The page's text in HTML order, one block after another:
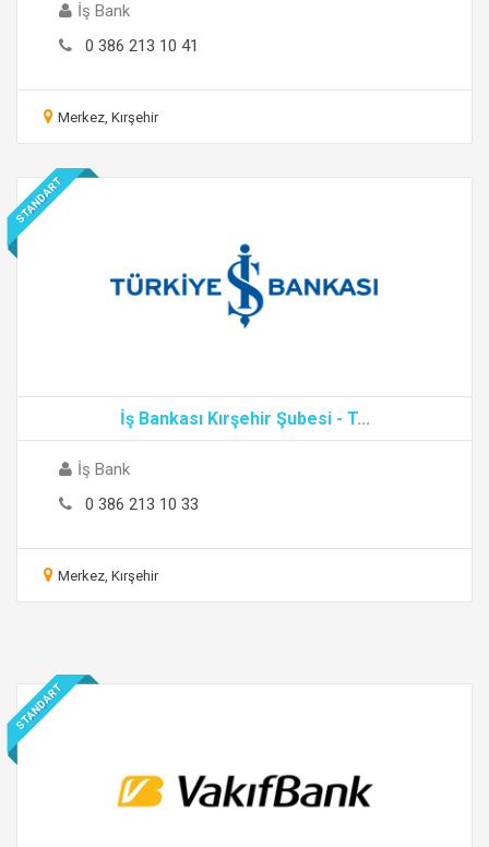
İş Bank
0 386 213 10 41
Merkez, Kırşehir
STANDART
İş Bankası Kırşehir Şubesi - T...
İş Bank
0 386 213 10 33
Merkez, Kırşehir
STANDART